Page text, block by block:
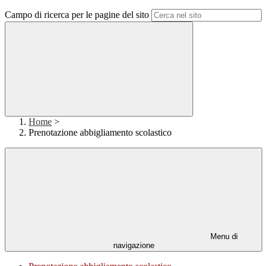
Campo di ricerca per le pagine del sito
Home >
Prenotazione abbigliamento scolastico
Menu di
navigazione